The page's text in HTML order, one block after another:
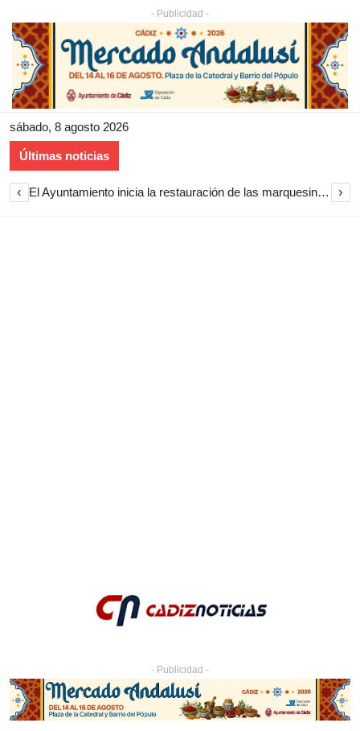
- Publicidad -
sábado, 8 agosto 2026
Últimas noticias
‹ El Ayuntamiento inicia la restauración de las marquesinas de Plaza Esteve para volver a instalarlas en el centro de Jerez ›
- Publicidad -